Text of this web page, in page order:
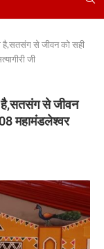
है,सतसंग से जीवन को सही
जी
है,सतसंग से जीवन
महामंडलेश्वर